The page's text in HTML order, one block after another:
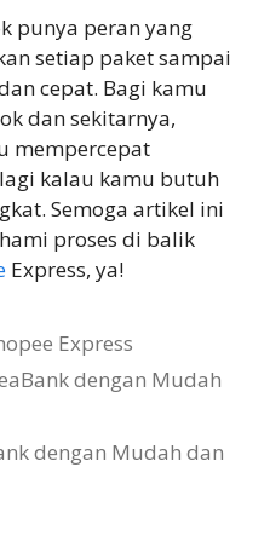
punya peran yang
setiap paket sampai
cepat. Bagi kamu
dan sekitarnya,
mempercepat
kalau kamu butuh
Semoga artikel ini
proses di balik
Express, ya!
Express
dengan Mudah
dengan Mudah dan